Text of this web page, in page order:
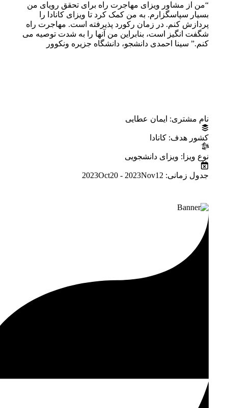
نام مشتری: ایمان عطایی
کشور هدف: کانادا
نوع ویزا: ویزای دانشجویی
جدول زمانی: 2023Oct20 - 2023Nov12
“من از مشاور ویزای مهاجرت راه برای تحقق رویای من
بسیار سپاسگزارم. به من کمک کرد تا ویزای کانادا را
پردازش کنم. در زمان رکورد پذیرفته است. مهاجرت راه
شگفت انگیز است، بنابراین من آنها را به شدت توصیه می
کنم.” سینا احمدی دانشجو، دانشگاه جزیره ونکوور